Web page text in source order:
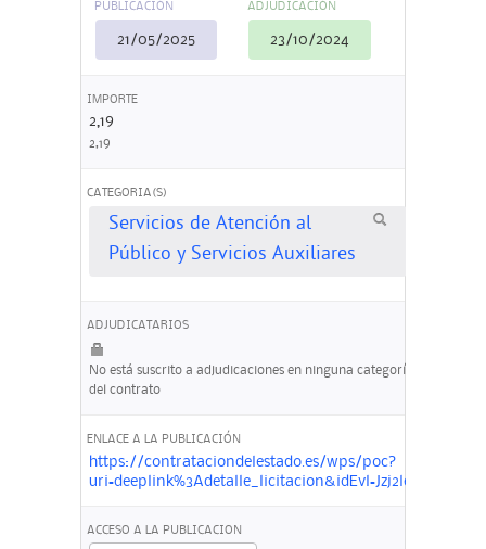
PUBLICACIÓN
21/05/2025
ADJUDICACIÓN
23/10/2024
IMPORTE
2,19
2,19
CATEGORIA(S)
Servicios de Atención al
Público y Servicios Auxiliares
ADJUDICATARIOS
No está suscrito a adjudicaciones en ninguna categoría
del contrato
ENLACE A LA PUBLICACIÓN
https://contrataciondelestado.es/wps/poc?
ACCESO A LA PUBLICACION